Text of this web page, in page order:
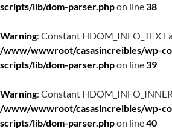
scripts/lib/dom-parser.phpon line38
Warning: Constant HDOM_INFO_TEXT
/www/wwwroot/casasincreibles/wp-
scripts/lib/dom-parser.phpon line39
Warning: Constant
/www/wwwroot/casasincreibles/wp-
scripts/lib/dom-parser.phpon line40